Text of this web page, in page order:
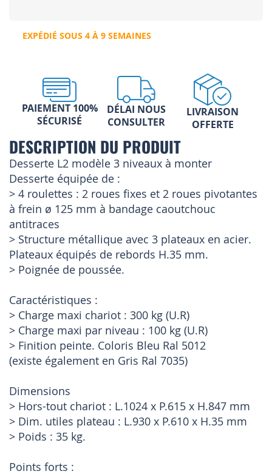
EXPÉDIÉ SOUS 4 À 9 SEMAINES
PAIEMENT 100%
SÉCURISÉ
DÉLAI NOUS
CONSULTER
LIVRAISON
OFFERTE
DESCRIPTION DU PRODUIT
Desserte L2 modèle 3 niveaux à monter
Desserte équipée de :
> 4 roulettes : 2 roues fixes et 2 roues pivotantes
à frein ø 125 mm à bandage caoutchouc
antitraces
> Structure métallique avec 3 plateaux en acier.
Plateaux équipés de rebords H.35 mm.
> Poignée de poussée.
Caractéristiques :
> Charge maxi chariot : 300 kg (U.R)
> Charge maxi par niveau : 100 kg (U.R)
> Finition peinte. Coloris Bleu Ral 5012
(existe également en Gris Ral 7035)
Dimensions
> Hors-tout chariot : L.1024 x P.615 x H.847 mm
> Dim. utiles plateau : L.930 x P.610 x H.35 mm
> Poids : 35 kg.
Points forts :